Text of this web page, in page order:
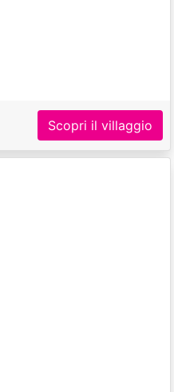
Scopri il villaggio